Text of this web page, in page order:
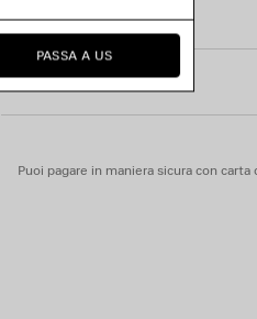
• Motivi stampati con dettaglio
• Fabbricato in Portogallo
Materiale principale: 100%
TAGLIA E VESTIBILITÀ
CURA DEL PRODOTTO
Puoi pagare in maniera sicura con
PASSA A US